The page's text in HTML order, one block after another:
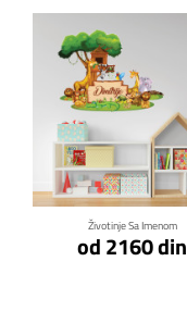
Životinje Sa Imenom
od 2160 din
Klikni za detalje